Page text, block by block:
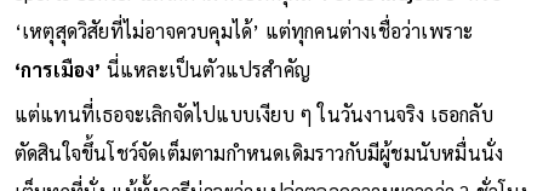
แฟน ๆ จะจ่ายเงินซื้อบัตรเต็มความจุสนาม Shanghai Oriental
Sports Center แล้วก็ตาม ด้วยเหตุผล
‘เหตุสุดวิสัยที่ไม่อาจควบคุมได้’ แต่ทุกคนต่างเชื่อว่าเพราะ
‘การเมือง’
นี่แหละเป็นตัวแปรสำคัญ
แต่แทนที่เธอจะเลิกจัดไปแบบเงียบ ๆ ในวันงานจริง เธอกลับ